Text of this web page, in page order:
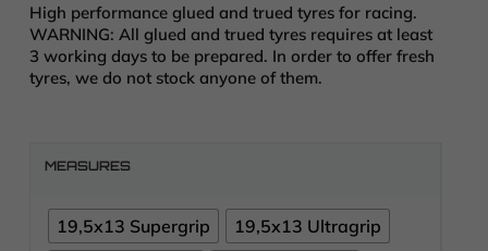
High performance glued and trued tyres for racing.
WARNING: All glued and trued tyres requires at least
3 working days to be prepared. In order to offer fresh
tyres, we do not stock anyone of them.
MEASURES
19,5x13 Supergrip
19,5x13 Ultragrip